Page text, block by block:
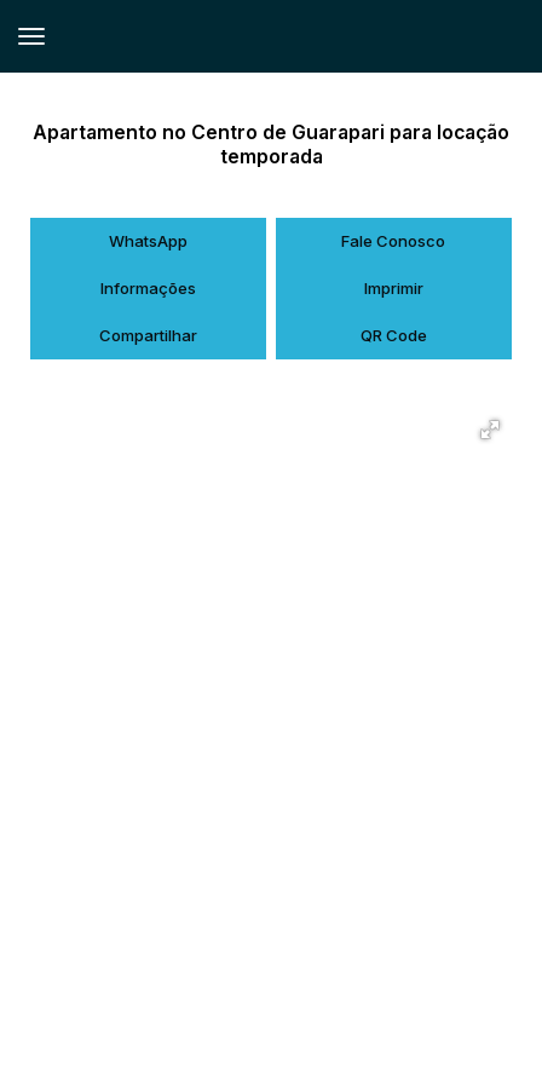
Apartamento no Centro de Guarapari para locação
temporada
WhatsApp Fale Conosco
Informações Imprimir
Compartilhar QR Code